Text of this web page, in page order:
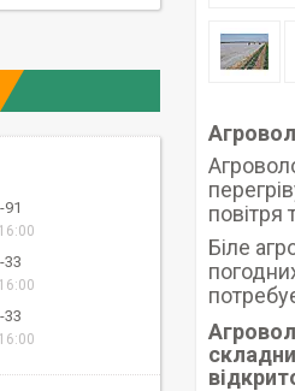
повітря
Біле
91
33
33